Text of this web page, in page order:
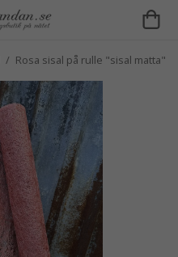
/ Rosa sisal på rulle "sisal matta"